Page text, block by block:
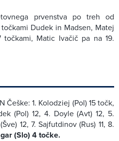
prvenstva po treh od
Dudek in Madsen, Matej
Matic Ivačič pa na 19.
Češke: 1. Kolodziej (Pol) 15 točk,
(Pol) 12, 4. Doyle (Avt) 12, 5.
12, 7. Sajfutdinov (Rus) 11, 8.
(Slo) 4 točke.